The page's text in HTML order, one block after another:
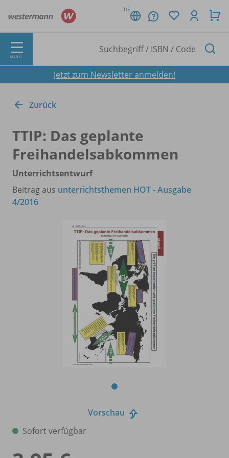
DE
MENÜ
Jetzt zum Newsletter anmelden!
Zurück
TTIP: Das geplante
Freihandelsabkommen
Unterrichtsentwurf
Beitrag aus unterrichtsthemen HOT - Ausgabe
4/2016
Vorschau
Sofort verfügbar